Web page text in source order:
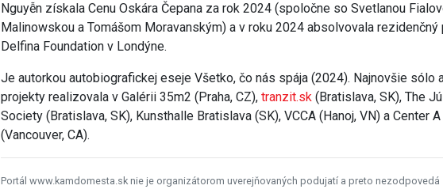
Nguyễn získala Cenu Oskára Čepana za rok 2024 (spoločne so Svetlanou
Malinowskou a Tomášom Moravanským) a v roku 2024 absolvovala rezidenčný
Delfina Foundation v Londýne.
Je autorkou autobiografickej eseje Všetko, čo nás spája (2024). Najnovšie sólo
projekty realizovala v Galérii 35m2 (Praha, CZ),tranzit.sk (Bratislava, SK), The
Society (Bratislava, SK), Kunsthalle Bratislava (SK), VCCA (Hanoj, VN) a Center A
(Vancouver, CA).
Portál www.kamdomesta.sk nie je organizátorom uverejňovaných podujatí a preto nezodpovedá